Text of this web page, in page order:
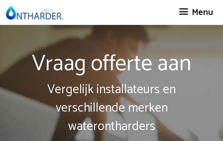
Spring
naar
Menu
Vraag offerte aan
Vergelijk installateurs en
verschillende merken
waterontharders